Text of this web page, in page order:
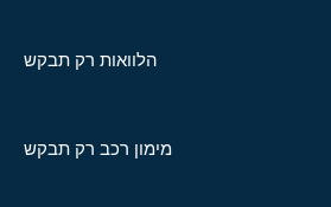
הלוואות רק תבקש
מימון רכב רק תבקש